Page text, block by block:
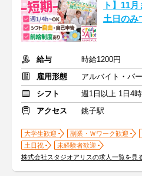
ト】11
土日の
給与
時給1200円
雇用形態
アルバイト・パ
シフト
週1日以上 1日4
アクセス
銚子駅
大学生歓迎 副業・Ｗワーク歓迎
土日祝
未経験者歓迎
株式会社スタジオアリスの求人一覧を見